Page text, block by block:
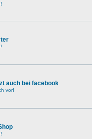
auch bei facebook
vor!